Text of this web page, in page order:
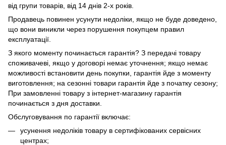
від групи товарів, від 14 днів 2-х років.
Продавець повинен усунути недоліки, якщо не буде доведено,
що вони виникли через порушення покупцем правил
експлуатації.
З якого моменту починається гарантія? З передачі товару
споживачеві, якщо у договорі немає уточнення; якщо немає
можливості встановити день покупки, гарантія йде з моменту
виготовлення; на сезонні товари гарантія йде з початку сезону;
При замовленні товару з інтернет-магазину гарантія
починається з дня доставки.
Обслуговування по гарантії включає:
усунення недоліків товару в сертифікованих сервісних
центрах;